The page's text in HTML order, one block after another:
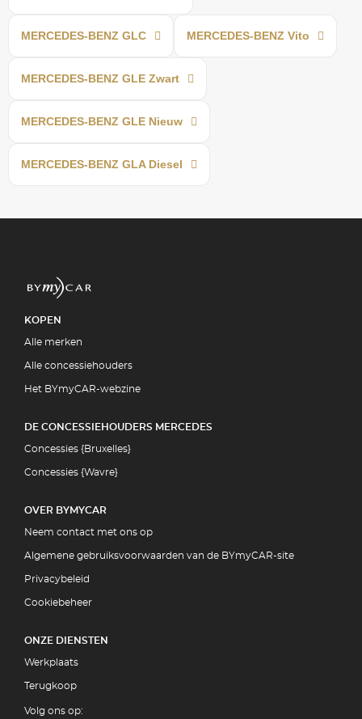
MERCEDES-BENZ GLC MERCEDES-BENZ Vito
MERCEDES-BENZ GLE Zwart
MERCEDES-BENZ GLE Nieuw
MERCEDES-BENZ GLA Diesel
KOPEN
Alle merken
Alle concessiehouders
Het BYmyCAR-webzine
DE CONCESSIEHOUDERS MERCEDES
Concessies {Bruxelles}
Concessies {Wavre}
OVER BYMYCAR
Neem contact met ons op
Algemene gebruiksvoorwaarden van de BYmyCAR-site
Privacybeleid
Cookiebeheer
ONZE DIENSTEN
Werkplaats
Terugkoop
Volg ons op: